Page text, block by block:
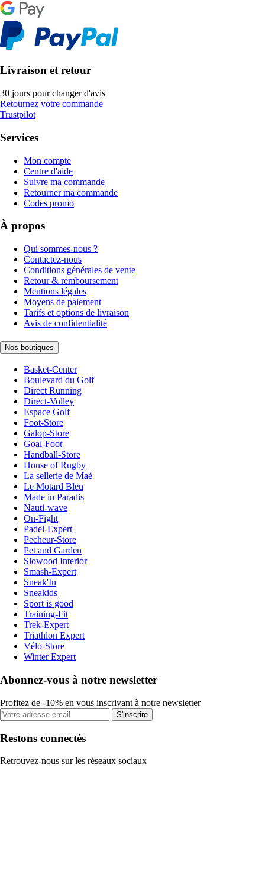
Livraison et retour
30 jours pour changer d'avis
Retournez votre commande
Trustpilot
Services
Mon compte
Centre d'aide
Suivre ma commande
Retourner ma commande
Codes promo
À propos
Qui sommes-nous ?
Contactez-nous
Conditions générales de vente
Retour & remboursement
Mentions légales
Moyens de paiement
Tarifs et options de livraison
Avis de confidentialité
Nos boutiques
Basket-Center
Boulevard du Golf
Direct Running
Direct-Volley
Espace Golf
Foot-Store
Galop-Store
Goal-Foot
Handball-Store
House of Rugby
La sellerie de Maé
Le Motard Bleu
Made in Paradis
Nauti-wave
On-Fight
Padel-Expert
Pecheur-Store
Pet and Garden
Slowood Interior
Smash-Expert
Sneak'In
Sneakids
Sport is good
Training-Fit
Trek-Expert
Triathlon Expert
Vélo-Store
Winter Expert
Abonnez-vous à notre newsletter
Profitez de -10% en vous inscrivant à notre newsletter
S'inscrire
Restons connectés
Retrouvez-nous sur les réseaux sociaux